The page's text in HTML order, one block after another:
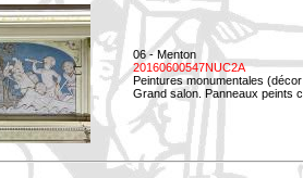
06 - Menton
20160600547NUC2A
Peintures monumentales
Grand salon. Panneaux peints